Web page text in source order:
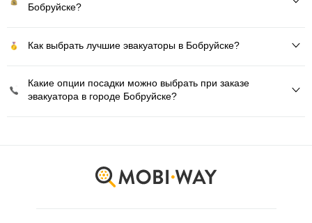
Бобруйске?
Как выбрать лучшие эвакуаторы в Бобруйске?
Какие опции посадки можно выбрать при заказе
эвакуатора в городе Бобруйске?